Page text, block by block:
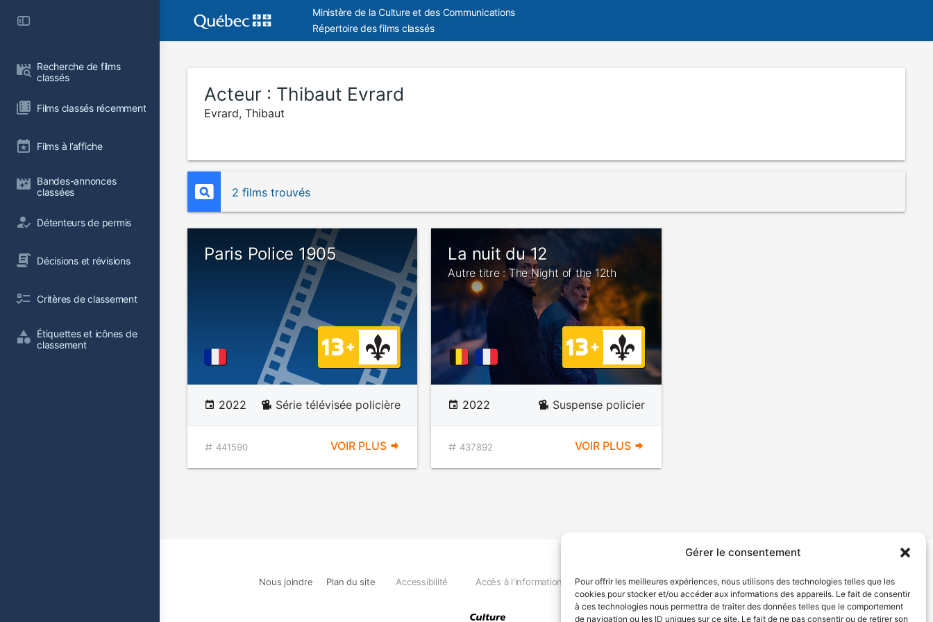
Gérer le consentement
Pour offrir les meilleures expériences, nous utilisons des technologies telles que les
cookies pour stocker et/ou accéder aux informations des appareils. Le fait de consentir
à ces technologies nous permettra de traiter des données telles que le comportement
de navigation ou les ID uniques sur ce site. Le fait de ne pas consentir ou de retirer son
Recherche de films
classés
Films classés récemment
Films à l’affiche
Bandes-annonces
classées
Détenteurs de permis
Décisions et révisions
Critères de classement
Étiquettes et icônes de
classement
Ministère de la Culture et des Communications
Répertoire des films classés
Acteur : Thibaut Evrard
Evrard, Thibaut
2 films trouvés
Paris Police 1905
2022 Série télévisée policière
441590 VOIR PLUS
La nuit du 12
Autre titre : The Night of the 12th
2022 Suspense policier
437892 VOIR PLUS
Nous joindre Plan du site Accessibilité Accès à l'information Déclaration de services Politique de confidentialité